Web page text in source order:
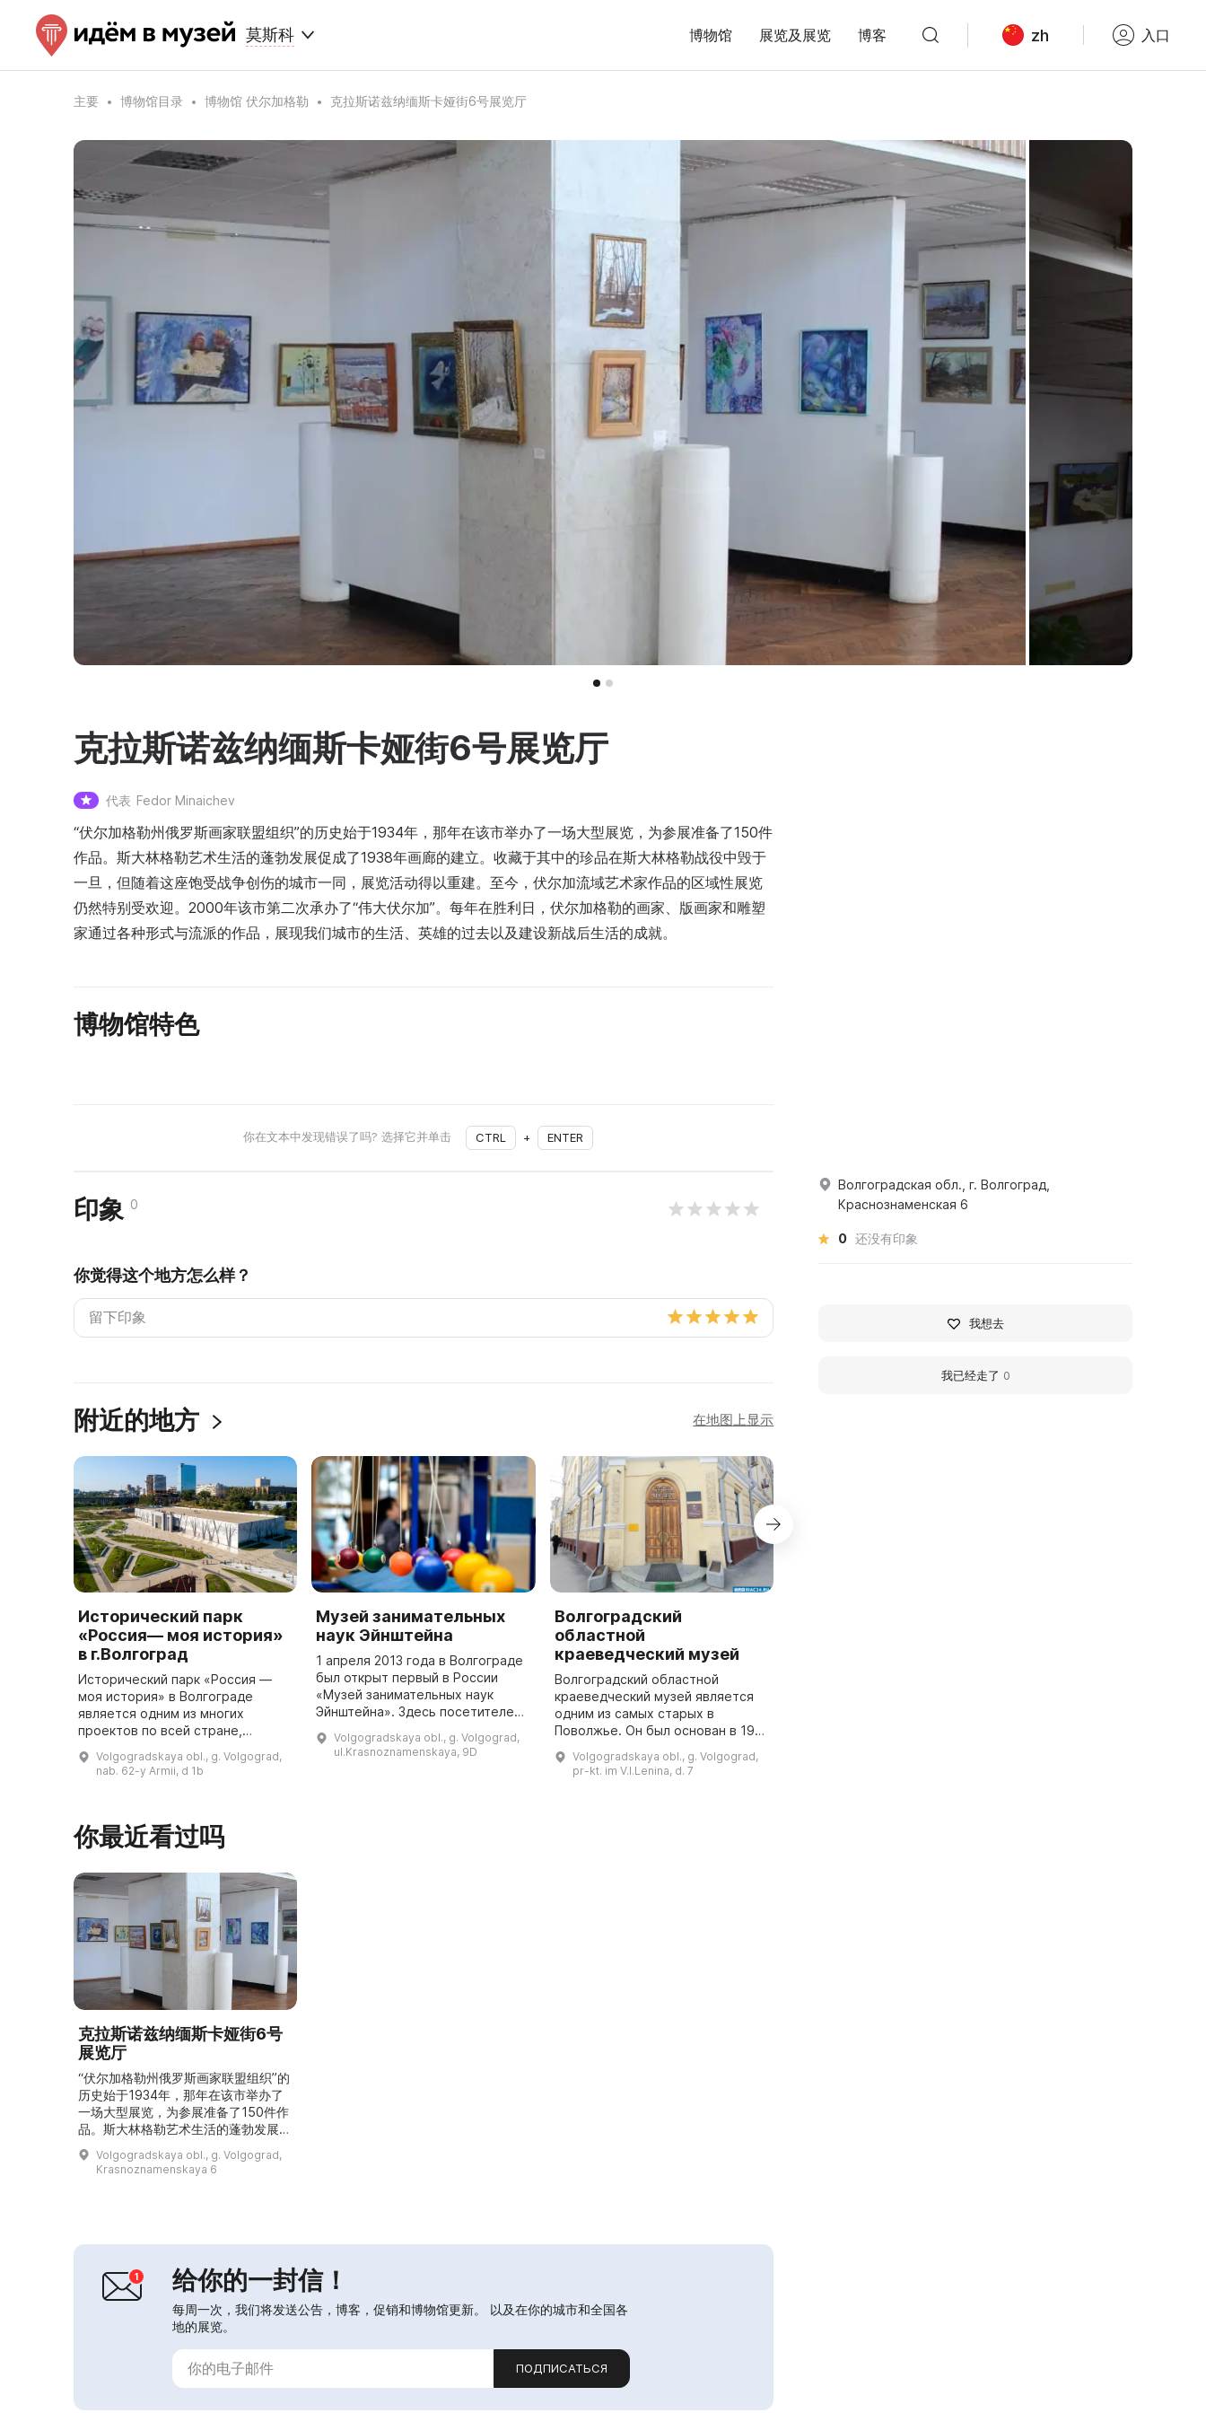
莫斯科 博物馆 展览及展览 博客 zh 入口
主要 博物馆目录 博物馆 伏尔加格勒 克拉斯诺兹纳缅斯卡娅街6号展览厅
克拉斯诺兹纳缅斯卡娅街6号展览厅
代表 Fedor Minaichev
“伏尔加格勒州俄罗斯画家联盟组织”的历史始于1934年，那年在该市举办了一场大型展览，为参展准备了150件
作品。斯大林格勒艺术生活的蓬勃发展促成了1938年画廊的建立。收藏于其中的珍品在斯大林格勒战役中毁于
一旦，但随着这座饱受战争创伤的城市一同，展览活动得以重建。至今，伏尔加流域艺术家作品的区域性展览
仍然特别受欢迎。2000年该市第二次承办了“伟大伏尔加”。每年在胜利日，伏尔加格勒的画家、版画家和雕塑
家通过各种形式与流派的作品，展现我们城市的生活、英雄的过去以及建设新战后生活的成就。
博物馆特色
你在文本中发现错误了吗? 选择它并单击 CTRL + ENTER
印象 0
你觉得这个地方怎么样？
附近的地方 在地图上显示
Исторический парк
«Россия— моя история»
в г.Волгоград
Исторический парк «Россия —
моя история» в Волгограде
является одним из многих
проектов по всей стране,
более семи тысяч квадратных
метров и может вместить до 600
Volgogradskaya obl., g. Volgograd,
nab. 62-y Armii, d 1b
Музей занимательных
наук Эйнштейна
1 апреля 2013 года в Волгограде
был открыт первый в России
«Музей занимательных наук
Эйнштейна». Здесь посетителей
представляющих различные
области науки. Все они являются
Volgogradskaya obl., g. Volgograd,
ul.Krasnoznamenskaya, 9D
Волгоградский
областной
краеведческий музей
Волгоградский областной
краеведческий музей является
одним из самых старых в
Поволжье. Он был основан в 1914
внешкольному образованию и
располагается в двух зданиях -
Volgogradskaya obl., g. Volgograd,
pr-kt. im V.I.Lenina, d. 7
你最近看过吗
克拉斯诺兹纳缅斯卡娅街6号
展览厅
“伏尔加格勒州俄罗斯画家联盟组织”的
历史始于1934年，那年在该市举办了
一场大型展览，为参展准备了150件作
品。斯大林格勒艺术生活的蓬勃发展促
成了1938年画廊的建立。收藏于其中
的珍品在斯大林格勒战役中毁于一旦，
但随着这座饱受战争创伤的城市一同，
尔加”。每年在胜利日，伏尔加格勒的
Volgogradskaya obl., g. Volgograd,
Krasnoznamenskaya 6
给你的一封信！
每周一次，我们将发送公告，博客，促销和博物馆更新。 以及在你的城市和全国各
地的展览。
ПОДПИСАТЬСЯ
Волгоградская обл., г. Волгоград,
Краснознаменская 6
0 还没有印象
我想去
我已经走了 0